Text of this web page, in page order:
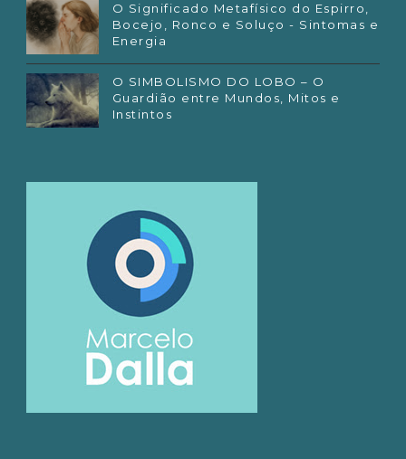
O Significado Metafísico do Espirro,
Bocejo, Ronco e Soluço - Sintomas e
Energia
O SIMBOLISMO DO LOBO – O
Guardião entre Mundos, Mitos e
Instintos